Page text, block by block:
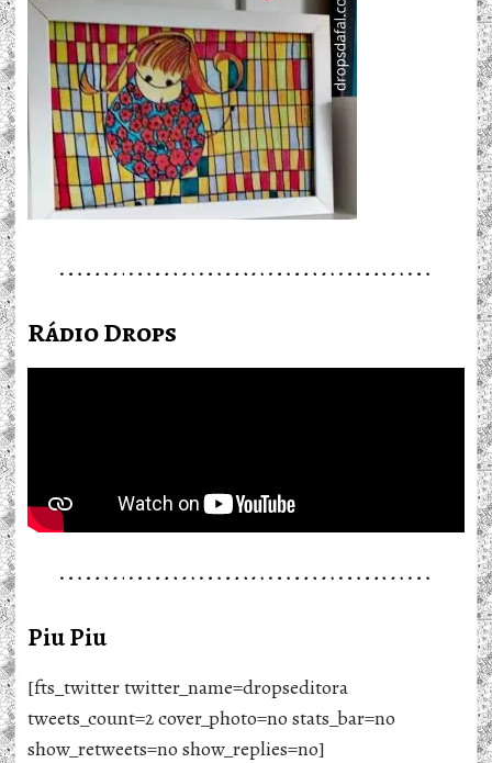
Rádio Drops
Piu Piu
[fts_twitter twitter_name=dropseditora
tweets_count=2 cover_photo=no stats_bar=no
show_retweets=no show_replies=no]